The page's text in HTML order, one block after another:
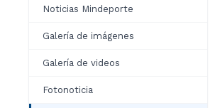
Noticias Mindeporte
Galería de imágenes
Galería de videos
Fotonoticia